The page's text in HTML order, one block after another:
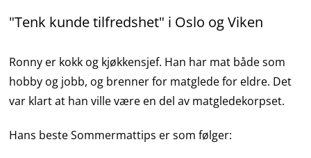
"Tenk kunde tilfredshet" i Oslo og Viken
Ronny er kokk og kjøkkensjef. Han har mat både som
hobby og jobb, og brenner for matglede for eldre. Det
var klart at han ville være en del av matgledekorpset.
Hans beste Sommermattips er som følger: